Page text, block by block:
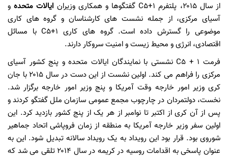
از سال ۲۰۱۵، پلتفرم C۵+۱ گفتگوها و همکاری وزیران
ایالات متحدهو
آسیای مرکزی، از جمله نشست های کارشناسان و گروه های کاری
موضوعی را گسترش داده است. گروه های کاری C۵+۱ با مسائل
اقتصادی، انرژی و محیط زیست و امنیت سروکار دارند.
فرمت C۵ + ۱ نشستی با نمایندگان ایالات متحده و پنج کشور آسیای
مرکزی را فراهم می کند. اولین نشست از این دست در سال ۲۰۱۵ با جان
کری وزیر امور خارجه وقت آمریکا و پنج وزیر امور خارجه برگزار شد.
نخست، دولتمردان در چارچوب مجمع عمومی سازمان ملل گفتگو کردند و
پس از آن کری از اکتبر تا نوامبر از هر یک از پنج کشور بازدید کرد. این
اولین سفر وزیر خارجه آمریکا به منطقه از زمان فروپاشی اتحاد جماهیر
شوروی بود. قرار بود این رویداد به یک رویداد سالانه تبدیل شود. این به
عنوان پاسخی به اقدامات روسیه در کریمه در سال ۲۰۱۴ تلقی می شد که